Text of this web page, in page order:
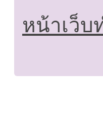
หน้าเว็บ